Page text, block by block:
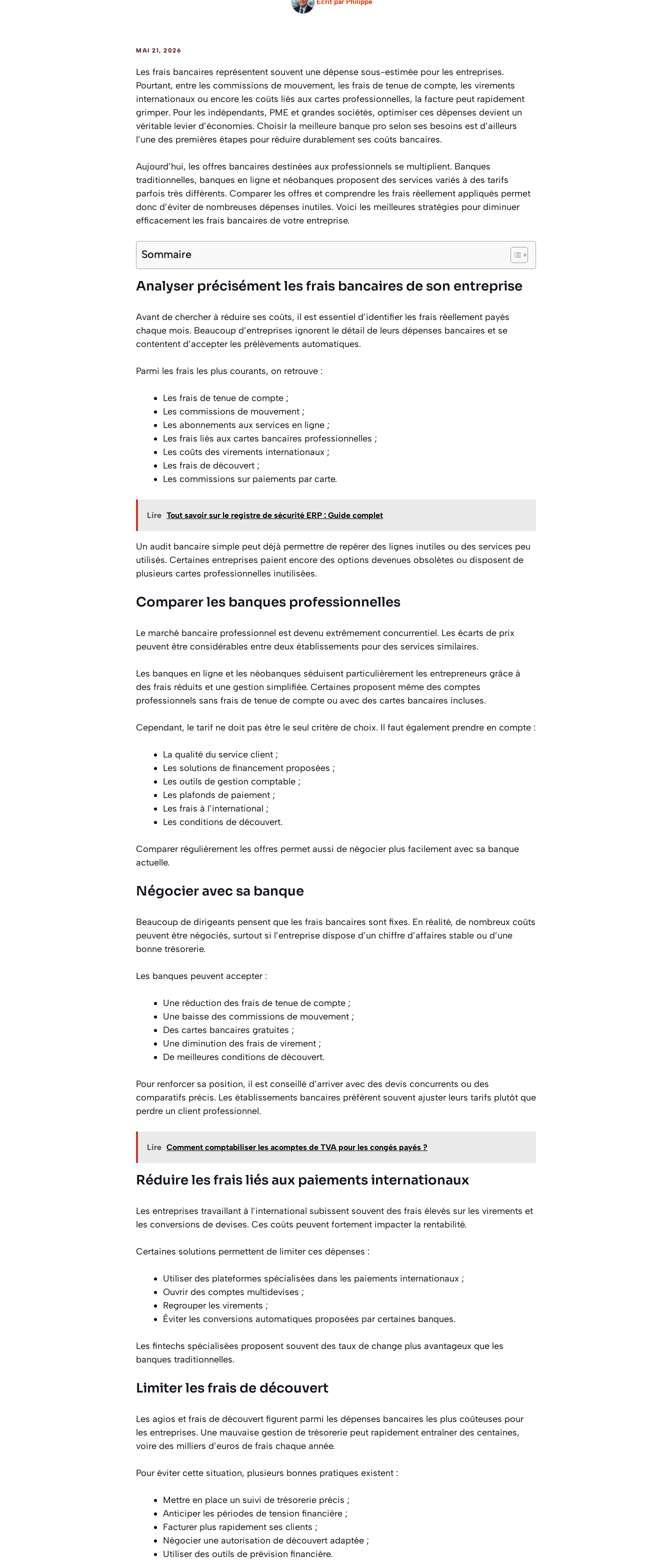
Ecrit par Philippe
MAI 21, 2026
Les frais bancaires représentent souvent une dépense sous-estimée pour les entreprises.
Pourtant, entre les commissions de mouvement, les frais de tenue de compte, les virements
internationaux ou encore les coûts liés aux cartes professionnelles, la facture peut rapidement
grimper. Pour les indépendants, PME et grandes sociétés, optimiser ces dépenses devient un
véritable levier d’économies. Choisir la meilleure banque pro selon ses besoins est d’ailleurs
l’une des premières étapes pour réduire durablement ses coûts bancaires.
Aujourd’hui, les offres bancaires destinées aux professionnels se multiplient. Banques
traditionnelles, banques en ligne et néobanques proposent des services variés à des tarifs
parfois très différents. Comparer les offres et comprendre les frais réellement appliqués permet
donc d’éviter de nombreuses dépenses inutiles. Voici les meilleures stratégies pour diminuer
efficacement les frais bancaires de votre entreprise.
Sommaire
Analyser précisément les frais bancaires de son entreprise
Avant de chercher à réduire ses coûts, il est essentiel d’identifier les frais réellement payés
chaque mois. Beaucoup d’entreprises ignorent le détail de leurs dépenses bancaires et se
contentent d’accepter les prélèvements automatiques.
Parmi les frais les plus courants, on retrouve :
Les frais de tenue de compte ;
Les commissions de mouvement ;
Les abonnements aux services en ligne ;
Les frais liés aux cartes bancaires professionnelles ;
Les coûts des virements internationaux ;
Les frais de découvert ;
Les commissions sur paiements par carte.
Lire Tout savoir sur le registre de sécurité ERP : Guide complet
Un audit bancaire simple peut déjà permettre de repérer des lignes inutiles ou des services peu
utilisés. Certaines entreprises paient encore des options devenues obsolètes ou disposent de
plusieurs cartes professionnelles inutilisées.
Comparer les banques professionnelles
Le marché bancaire professionnel est devenu extrêmement concurrentiel. Les écarts de prix
peuvent être considérables entre deux établissements pour des services similaires.
Les banques en ligne et les néobanques séduisent particulièrement les entrepreneurs grâce à
des frais réduits et une gestion simplifiée. Certaines proposent même des comptes
professionnels sans frais de tenue de compte ou avec des cartes bancaires incluses.
Cependant, le tarif ne doit pas être le seul critère de choix. Il faut également prendre en compte :
La qualité du service client ;
Les solutions de financement proposées ;
Les outils de gestion comptable ;
Les plafonds de paiement ;
Les frais à l’international ;
Les conditions de découvert.
Comparer régulièrement les offres permet aussi de négocier plus facilement avec sa banque
actuelle.
Négocier avec sa banque
Beaucoup de dirigeants pensent que les frais bancaires sont fixes. En réalité, de nombreux coûts
peuvent être négociés, surtout si l’entreprise dispose d’un chiffre d’affaires stable ou d’une
bonne trésorerie.
Les banques peuvent accepter :
Une réduction des frais de tenue de compte ;
Une baisse des commissions de mouvement ;
Des cartes bancaires gratuites ;
Une diminution des frais de virement ;
De meilleures conditions de découvert.
Pour renforcer sa position, il est conseillé d’arriver avec des devis concurrents ou des
comparatifs précis. Les établissements bancaires préfèrent souvent ajuster leurs tarifs plutôt que
perdre un client professionnel.
Lire Comment comptabiliser les acomptes de TVA pour les congés payés ?
Réduire les frais liés aux paiements internationaux
Les entreprises travaillant à l’international subissent souvent des frais élevés sur les virements et
les conversions de devises. Ces coûts peuvent fortement impacter la rentabilité.
Certaines solutions permettent de limiter ces dépenses :
Utiliser des plateformes spécialisées dans les paiements internationaux ;
Ouvrir des comptes multidevises ;
Regrouper les virements ;
Éviter les conversions automatiques proposées par certaines banques.
Les fintechs spécialisées proposent souvent des taux de change plus avantageux que les
banques traditionnelles.
Limiter les frais de découvert
Les agios et frais de découvert figurent parmi les dépenses bancaires les plus coûteuses pour
les entreprises. Une mauvaise gestion de trésorerie peut rapidement entraîner des centaines,
voire des milliers d’euros de frais chaque année.
Pour éviter cette situation, plusieurs bonnes pratiques existent :
Mettre en place un suivi de trésorerie précis ;
Anticiper les périodes de tension financière ;
Facturer plus rapidement ses clients ;
Négocier une autorisation de découvert adaptée ;
Utiliser des outils de prévision financière.